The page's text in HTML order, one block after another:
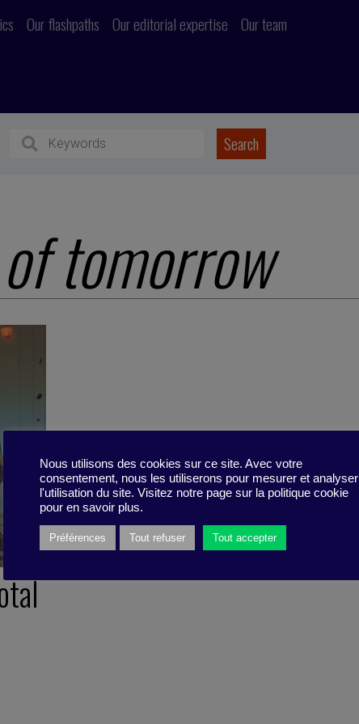
Our flashpaths Our editorial expertise Our team
tomorrow
Nous utilisons des cookies sur ce site. Avec votre
consentement, nous les utiliserons pour mesurer et analyser
l'utilisation du site. Visitez notre page sur la politique cookie
pour en savoir plus.
Préférences Tout refuser Tout accepter